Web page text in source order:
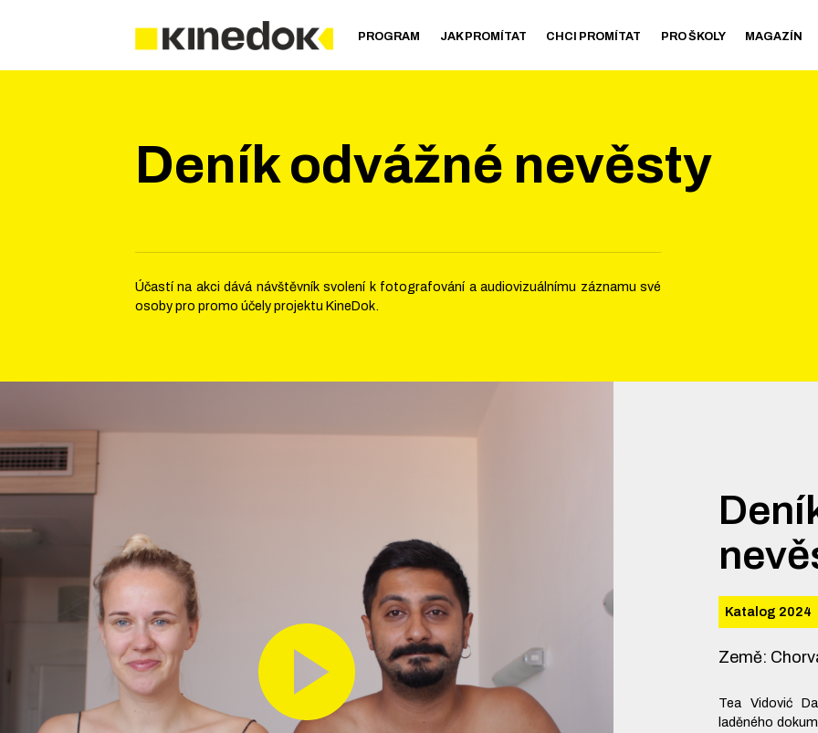
PROGRAM JAK PROMÍTAT CHCI PROMÍTAT PRO ŠKOLY MAGAZÍN
Deník odvážné nevěsty
Účastí na akci dává návštěvník svolení k fotografování a audiovizuálnímu záznamu své
osoby pro promo účely projektu KineDok.
Katalog 2024
Země:
Tea Vidović
laděného